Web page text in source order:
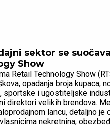
sektor se
Show
Retail Technology Show
opadanja broja kupaca,
sportske i ugostiteljske
direktori velikih brendova.
lancu, detaljno
nekretnina,